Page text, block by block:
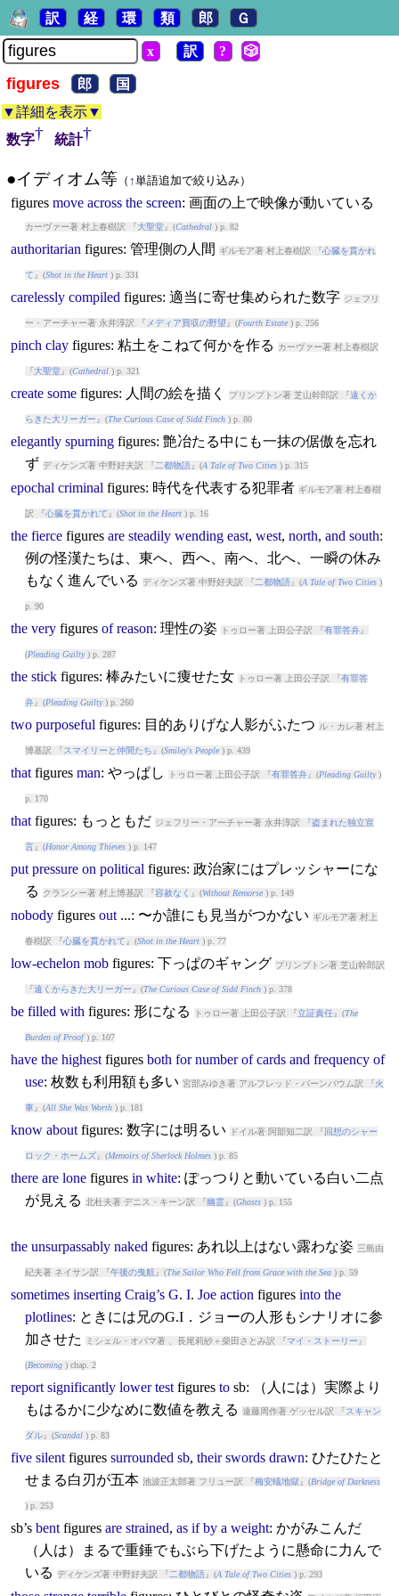
訳 経 環 類 郎 Ｇ
x 訳 ? 🎲
figures 郎
国
▼詳細を表示▼
数字† 統計†
●イディオム等（ ↑単語追加で絞り込み）
figures move across the screen: 画面の上で映像が動いている
カーヴァー著 村上春樹訳 『大聖堂』(Cathedral) p. 82
authoritarian figures: 管理側の人間 ギルモア著 村上春樹訳 『心臓を貫かれ
て 』(Shot in the Heart) p. 331
carelessly compiled figures: 適当に寄せ集められた数字 ジェフリ
ー・アーチャー著 永井淳訳 『 メディア買収の野望 』(Fourth Estate) p. 256
pinch clay figures: 粘土をこねて何かを作る カーヴァー著 村上春樹訳
『大聖堂』(Cathedral) p. 321
create some figures: 人間の絵を描く プリンプトン著 芝山幹郎訳 『遠くか
らきた大リーガー 』(The Curious Case of Sidd Finch) p. 80
elegantly spurning figures: 艶冶たる中にも一抹の倨傲を忘れ
ず ディケンズ著 中野好夫訳 『二都物語』(A Tale of Two Cities) p. 315
epochal criminal figures: 時代を代表する犯罪者 ギルモア著 村上春樹
訳 『心臓を貫かれて 』(Shot in the Heart) p. 16
the fierce figures are steadily wending east, west, north, and south:
例の怪漢たちは、東へ、西へ、南へ、北へ、一瞬の休み
もなく進んでいる
ディケンズ著 中野好夫訳 『二都物語』(A Tale of Two Cities)
p. 90
the very figures of reason: 理性の姿 トゥロー著 上田公子訳 『有罪答弁』
(Pleading Guilty) p. 287
the stick figures: 棒みたいに痩せた女 トゥロー著 上田公子訳 『有罪答
弁』(Pleading Guilty) p. 260
two purposeful figures: 目的ありげな人影がふたつ ル・カレ著 村上
博基訳 『スマイリーと仲間たち 』(Smiley's People) p. 439
that figures man: やっぱし トゥロー著 上田公子訳 『有罪答弁』(Pleading Guilty)
p. 170
that figures: もっともだ ジェフリー・アーチャー著 永井淳訳 『盗まれた独立宣
言』(Honor Among Thieves) p. 147
put pressure on political figures: 政治家にはプレッシャーにな
る
クランシー著 村上博基訳 『容赦なく 』(Without Remorse) p. 149
nobody figures out...: 〜か誰にも見当がつかない ギルモア著 村上
春樹訳 『心臓を貫かれて 』(Shot in the Heart) p. 77
low-echelon mob figures: 下っぱのギャング プリンプトン著 芝山幹郎訳
『遠くからきた大リーガー 』(The Curious Case of Sidd Finch) p. 378
be filled with figures: 形になる トゥロー著 上田公子訳 『立証責任』(The
Burden of Proof) p. 107
have the highest figures both for number of cards and frequency of
use: 枚数も利用額も多い 宮部みゆき著 アルフレッド・バーンバウム訳 『火
車 』(All She Was Worth) p. 181
know about figures: 数字には明るい ドイル著 阿部知二訳 『 回想のシャー
ロック・ホームズ』(Memoirs of Sherlock Holmes) p. 85
there are lone figures in white: ぽっつりと動いている白い二点
が見える 北杜夫著 デニス・キーン訳 『幽霊』(Ghosts) p. 155
the unsurpassably naked figures: あれ以上はない露わな姿 三島由
紀夫著 ネイサン訳 『午後の曳航 』(The Sailor Who Fell from Grace with the Sea) p. 59
sometimes inserting Craig’s G. I. Joe action figures into the
plotlines: ときには兄のG.I．ジョーの人形もシナリオに参
加させた
ミシェル・オバマ著 、長尾莉紗＋柴田さとみ訳 『マイ・ストーリー 』
(Becoming) chap. 2
report significantly lower test figures tosb: （人には）実際より
もはるかに少なめに数値を教える 遠藤周作著 ゲッセル訳 『スキャン
ダル』(Scandal) p. 83
five silent figures surrounded sb, their swords drawn: ひたひたと
せまる白刃が五本 池波正太郎著 フリュー訳 『梅安蟻地獄 』(Bridge of Darkness
) p. 253
sb’s bent figures are strained, as if by a weight: かがみこんだ
（人は）まるで重錘でもぶら下げたように懸命に力んで
いる
ディケンズ著 中野好夫訳 『二都物語』(A Tale of Two Cities) p. 293